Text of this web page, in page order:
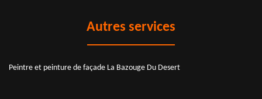
Autres services
Peintre et peinture de façade La Bazouge Du Desert